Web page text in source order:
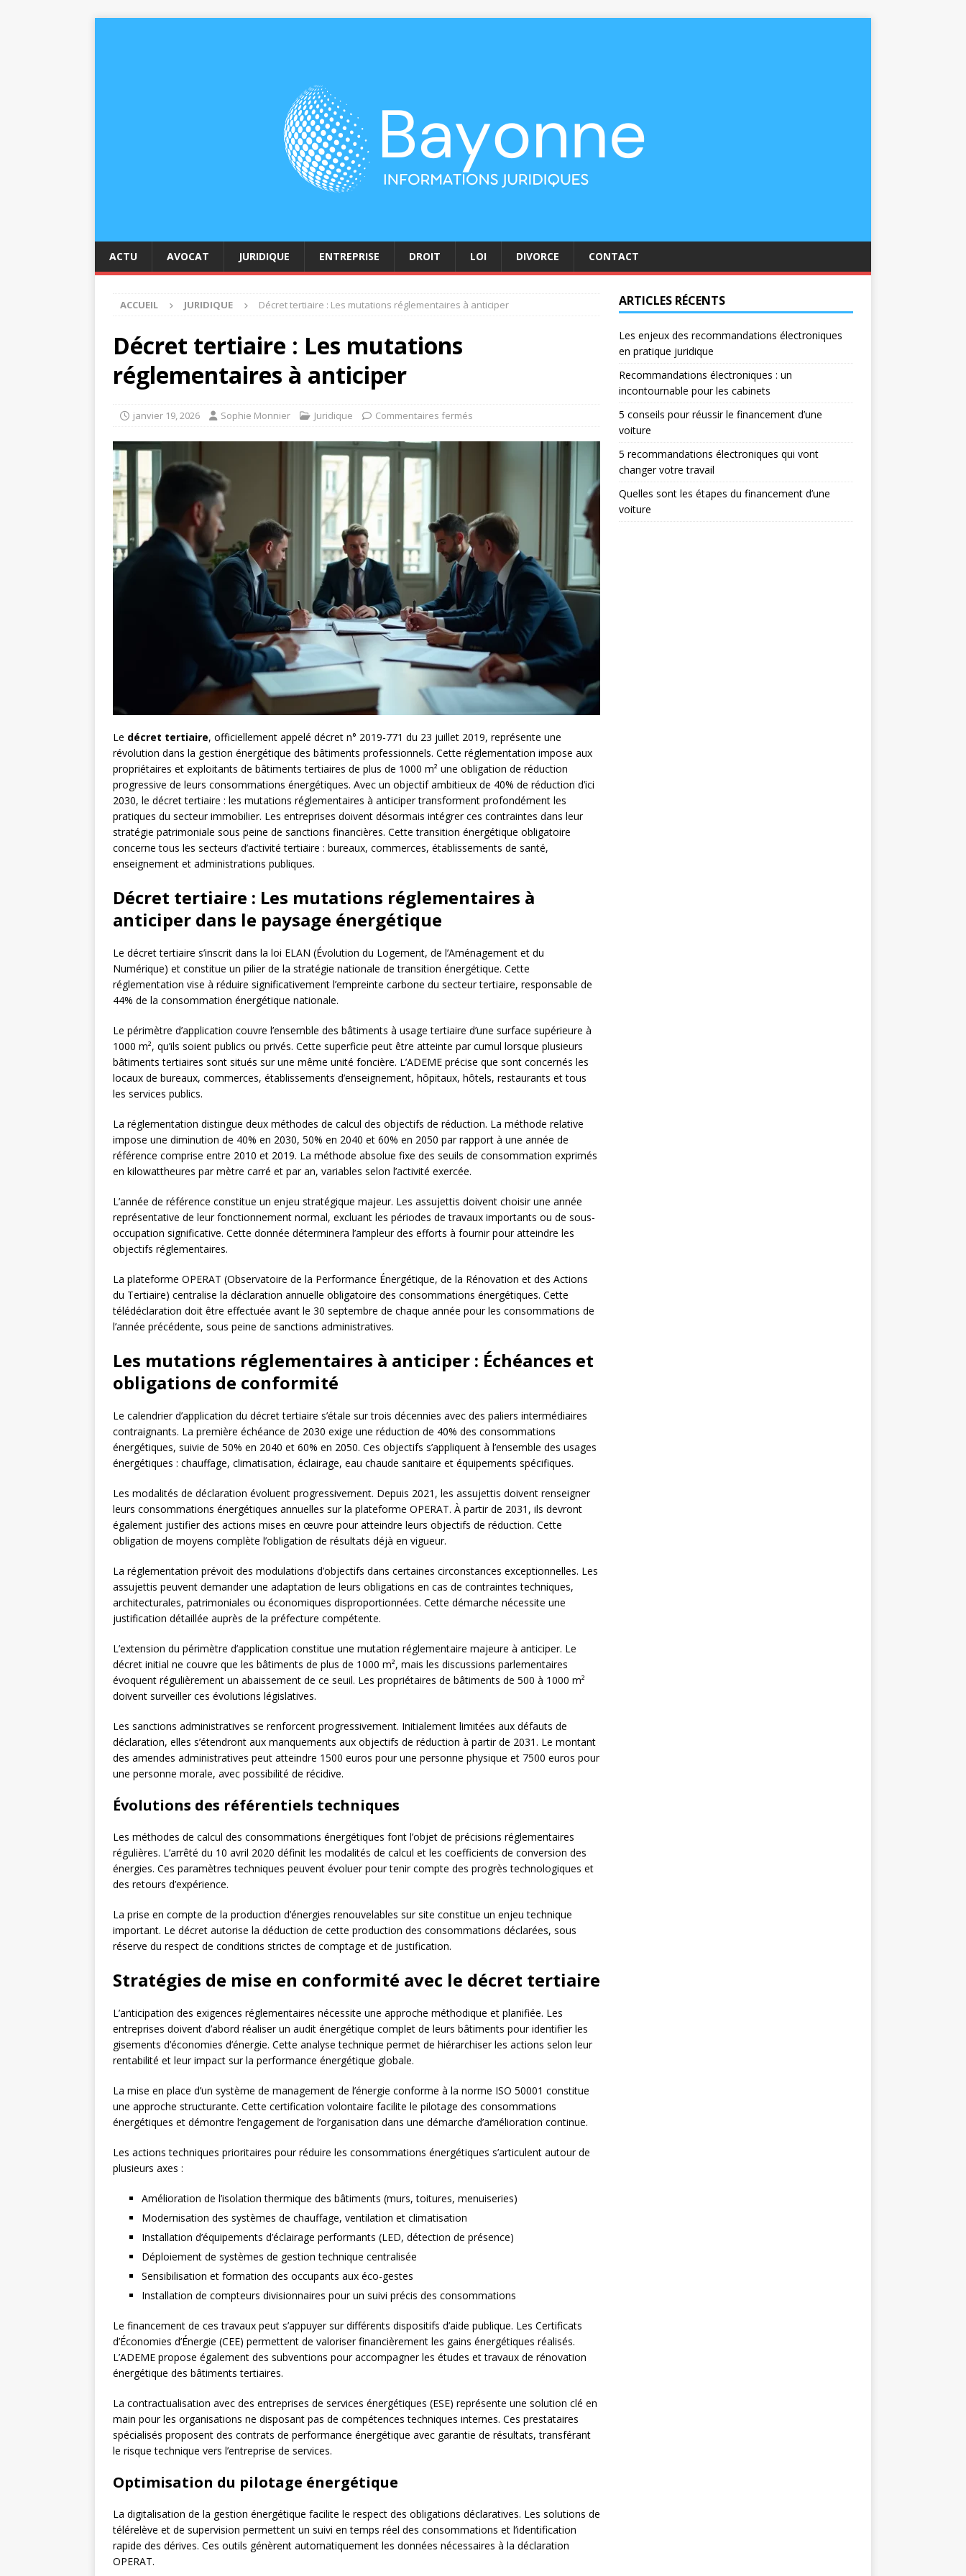
ACTU AVOCAT JURIDIQUE ENTREPRISE DROIT LOI DIVORCE CONTACT
ACCUEIL JURIDIQUE Décret tertiaire : Les mutations réglementaires à anticiper
Décret tertiaire : Les mutations
réglementaires à anticiper
janvier 19, 2026 Sophie Monnier Juridique Commentaires fermés
Le décret tertiaire, officiellement appelé décret n° 2019-771 du 23 juillet 2019, représente une
révolution dans la gestion énergétique des bâtiments professionnels. Cette réglementation impose aux
propriétaires et exploitants de bâtiments tertiaires de plus de 1000 m² une obligation de réduction
progressive de leurs consommations énergétiques. Avec un objectif ambitieux de 40% de réduction d’ici
2030, le décret tertiaire : les mutations réglementaires à anticiper transforment profondément les
pratiques du secteur immobilier. Les entreprises doivent désormais intégrer ces contraintes dans leur
stratégie patrimoniale sous peine de sanctions financières. Cette transition énergétique obligatoire
concerne tous les secteurs d’activité tertiaire : bureaux, commerces, établissements de santé,
enseignement et administrations publiques.
Décret tertiaire : Les mutations réglementaires à
anticiper dans le paysage énergétique
Le décret tertiaire s’inscrit dans la loi ELAN (Évolution du Logement, de l’Aménagement et du
Numérique) et constitue un pilier de la stratégie nationale de transition énergétique. Cette
réglementation vise à réduire significativement l’empreinte carbone du secteur tertiaire, responsable de
44% de la consommation énergétique nationale.
Le périmètre d’application couvre l’ensemble des bâtiments à usage tertiaire d’une surface supérieure à
1000 m², qu’ils soient publics ou privés. Cette superficie peut être atteinte par cumul lorsque plusieurs
bâtiments tertiaires sont situés sur une même unité foncière. L’ADEME précise que sont concernés les
locaux de bureaux, commerces, établissements d’enseignement, hôpitaux, hôtels, restaurants et tous
les services publics.
La réglementation distingue deux méthodes de calcul des objectifs de réduction. La méthode relative
impose une diminution de 40% en 2030, 50% en 2040 et 60% en 2050 par rapport à une année de
référence comprise entre 2010 et 2019. La méthode absolue fixe des seuils de consommation exprimés
en kilowattheures par mètre carré et par an, variables selon l’activité exercée.
L’année de référence constitue un enjeu stratégique majeur. Les assujettis doivent choisir une année
représentative de leur fonctionnement normal, excluant les périodes de travaux importants ou de sous-
occupation significative. Cette donnée déterminera l’ampleur des efforts à fournir pour atteindre les
objectifs réglementaires.
La plateforme OPERAT (Observatoire de la Performance Énergétique, de la Rénovation et des Actions
du Tertiaire) centralise la déclaration annuelle obligatoire des consommations énergétiques. Cette
télédéclaration doit être effectuée avant le 30 septembre de chaque année pour les consommations de
l’année précédente, sous peine de sanctions administratives.
Les mutations réglementaires à anticiper : Échéances et
obligations de conformité
Le calendrier d’application du décret tertiaire s’étale sur trois décennies avec des paliers intermédiaires
contraignants. La première échéance de 2030 exige une réduction de 40% des consommations
énergétiques, suivie de 50% en 2040 et 60% en 2050. Ces objectifs s’appliquent à l’ensemble des usages
énergétiques : chauffage, climatisation, éclairage, eau chaude sanitaire et équipements spécifiques.
Les modalités de déclaration évoluent progressivement. Depuis 2021, les assujettis doivent renseigner
leurs consommations énergétiques annuelles sur la plateforme OPERAT. À partir de 2031, ils devront
également justifier des actions mises en œuvre pour atteindre leurs objectifs de réduction. Cette
obligation de moyens complète l’obligation de résultats déjà en vigueur.
La réglementation prévoit des modulations d’objectifs dans certaines circonstances exceptionnelles. Les
assujettis peuvent demander une adaptation de leurs obligations en cas de contraintes techniques,
architecturales, patrimoniales ou économiques disproportionnées. Cette démarche nécessite une
justification détaillée auprès de la préfecture compétente.
L’extension du périmètre d’application constitue une mutation réglementaire majeure à anticiper. Le
décret initial ne couvre que les bâtiments de plus de 1000 m², mais les discussions parlementaires
évoquent régulièrement un abaissement de ce seuil. Les propriétaires de bâtiments de 500 à 1000 m²
doivent surveiller ces évolutions législatives.
Les sanctions administratives se renforcent progressivement. Initialement limitées aux défauts de
déclaration, elles s’étendront aux manquements aux objectifs de réduction à partir de 2031. Le montant
des amendes administratives peut atteindre 1500 euros pour une personne physique et 7500 euros pour
une personne morale, avec possibilité de récidive.
Évolutions des référentiels techniques
Les méthodes de calcul des consommations énergétiques font l’objet de précisions réglementaires
régulières. L’arrêté du 10 avril 2020 définit les modalités de calcul et les coefficients de conversion des
énergies. Ces paramètres techniques peuvent évoluer pour tenir compte des progrès technologiques et
des retours d’expérience.
La prise en compte de la production d’énergies renouvelables sur site constitue un enjeu technique
important. Le décret autorise la déduction de cette production des consommations déclarées, sous
réserve du respect de conditions strictes de comptage et de justification.
Stratégies de mise en conformité avec le décret tertiaire
L’anticipation des exigences réglementaires nécessite une approche méthodique et planifiée. Les
entreprises doivent d’abord réaliser un audit énergétique complet de leurs bâtiments pour identifier les
gisements d’économies d’énergie. Cette analyse technique permet de hiérarchiser les actions selon leur
rentabilité et leur impact sur la performance énergétique globale.
La mise en place d’un système de management de l’énergie conforme à la norme ISO 50001 constitue
une approche structurante. Cette certification volontaire facilite le pilotage des consommations
énergétiques et démontre l’engagement de l’organisation dans une démarche d’amélioration continue.
Les actions techniques prioritaires pour réduire les consommations énergétiques s’articulent autour de
plusieurs axes :
Amélioration de l’isolation thermique des bâtiments (murs, toitures, menuiseries)
Modernisation des systèmes de chauffage, ventilation et climatisation
Installation d’équipements d’éclairage performants (LED, détection de présence)
Déploiement de systèmes de gestion technique centralisée
Sensibilisation et formation des occupants aux éco-gestes
Installation de compteurs divisionnaires pour un suivi précis des consommations
Le financement de ces travaux peut s’appuyer sur différents dispositifs d’aide publique. Les Certificats
d’Économies d’Énergie (CEE) permettent de valoriser financièrement les gains énergétiques réalisés.
L’ADEME propose également des subventions pour accompagner les études et travaux de rénovation
énergétique des bâtiments tertiaires.
La contractualisation avec des entreprises de services énergétiques (ESE) représente une solution clé en
main pour les organisations ne disposant pas de compétences techniques internes. Ces prestataires
spécialisés proposent des contrats de performance énergétique avec garantie de résultats, transférant
le risque technique vers l’entreprise de services.
Optimisation du pilotage énergétique
La digitalisation de la gestion énergétique facilite le respect des obligations déclaratives. Les solutions de
télérelève et de supervision permettent un suivi en temps réel des consommations et l’identification
rapide des dérives. Ces outils génèrent automatiquement les données nécessaires à la déclaration
OPERAT.
ARTICLES RÉCENTS
Les enjeux des recommandations électroniques
en pratique juridique
Recommandations électroniques : un
incontournable pour les cabinets
5 conseils pour réussir le financement d’une
voiture
5 recommandations électroniques qui vont
changer votre travail
Quelles sont les étapes du financement d’une
voiture